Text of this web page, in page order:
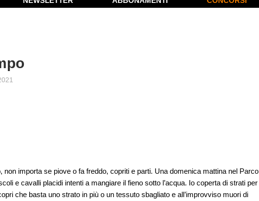
non importa se piove o fa freddo, copriti e parti. Una domenica mattina nel Parco
e cavalli placidi intenti a mangiare il fieno sotto l’acqua. Io coperta di strati per
che basta uno strato in più o un tessuto sbagliato e all’improvviso muori di